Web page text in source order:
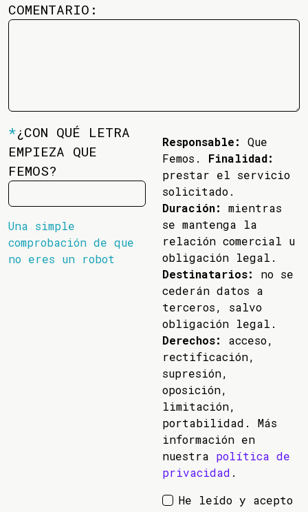
COMENTARIO:
*¿CON QUÉ LETRA
EMPIEZA QUE
FEMOS?
Una simple
comprobación de que
no eres un robot
Responsable:
Que
Femos. Finalidad:
prestar el servicio
solicitado.
Duración:
mientras
se mantenga la
relación comercial u
obligación legal.
Destinatarios:
no se
cederán datos a
terceros, salvo
obligación legal.
Derechos:
acceso,
rectificación,
supresión,
oposición,
limitación,
portabilidad. Más
información en
nuestra política de
privacidad .
He leído y acepto